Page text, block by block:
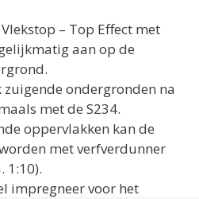
– Top Effect met
aan op de
zuigende ondergronden na
met de S234.
oppervlakken kan de
met verfverdunner
1:10).
impregneer voor het